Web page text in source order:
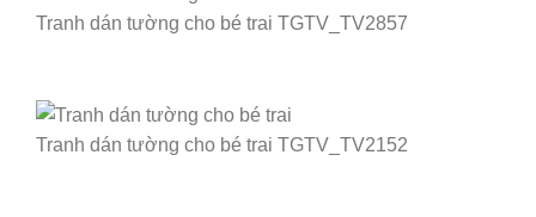
Tranh dán tường cho bé trai TGTV_TV2857
Tranh dán tường cho bé trai TGTV_TV2152